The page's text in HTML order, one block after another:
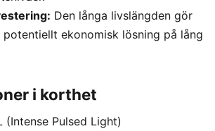
Den långa livslängden gör
potentiellt ekonomisk lösning på lång
i korthet
(Intense Pulsed Light)